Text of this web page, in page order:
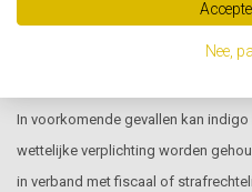
besturingssysteem) zijn geen
Medewerking aan fiscaal en
In voorkomende gevallen kan
wettelijke verplichting worden
in verband met fiscaal of
Nee,